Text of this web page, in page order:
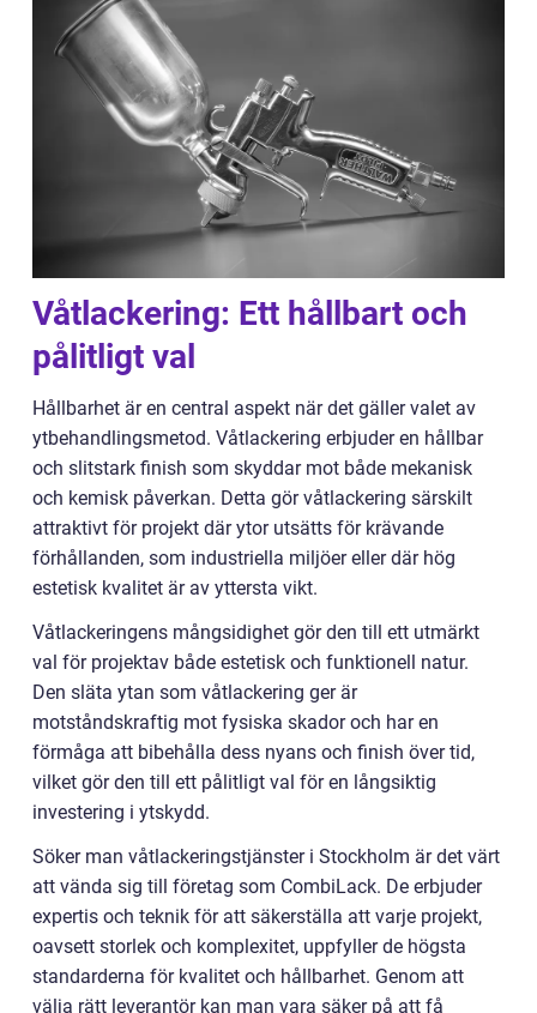
Våtlackering: Ett hållbart och
pålitligt val
Hållbarhet är en central aspekt när det gäller valet av
ytbehandlingsmetod. Våtlackering erbjuder en hållbar
och slitstark finish som skyddar mot både mekanisk
och kemisk påverkan. Detta gör våtlackering särskilt
attraktivt för projekt där ytor utsätts för krävande
förhållanden, som industriella miljöer eller där hög
estetisk kvalitet är av yttersta vikt.
Våtlackeringens mångsidighet gör den till ett utmärkt
val för projektav både estetisk och funktionell natur.
Den släta ytan som våtlackering ger är
motståndskraftig mot fysiska skador och har en
förmåga att bibehålla dess nyans och finish över tid,
vilket gör den till ett pålitligt val för en långsiktig
investering i ytskydd.
Söker man våtlackeringstjänster i Stockholm är det värt
att vända sig till företag som CombiLack. De erbjuder
expertis och teknik för att säkerställa att varje projekt,
oavsett storlek och komplexitet, uppfyller de högsta
standarderna för kvalitet och hållbarhet. Genom att
välja rätt leverantör kan man vara säker på att få